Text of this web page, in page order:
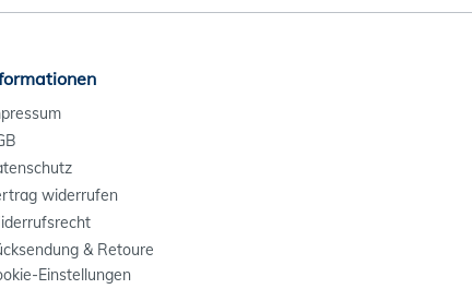
widerrufen
& Retoure
Einstellungen